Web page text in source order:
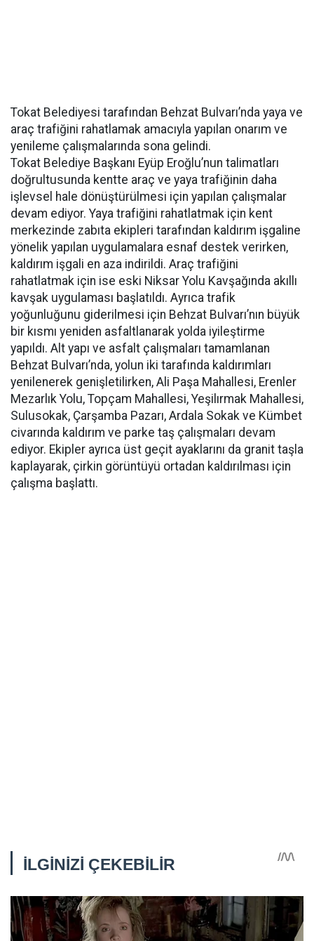
Tokat Belediyesi tarafından Behzat Bulvarı’nda yaya ve
araç trafiğini rahatlamak amacıyla yapılan onarım ve
yenileme çalışmalarında sona gelindi.
Tokat Belediye Başkanı Eyüp Eroğlu’nun talimatları
doğrultusunda kentte araç ve yaya trafiğinin daha
işlevsel hale dönüştürülmesi için yapılan çalışmalar
devam ediyor. Yaya trafiğini rahatlatmak için kent
merkezinde zabıta ekipleri tarafından kaldırım işgaline
yönelik yapılan uygulamalara esnaf destek verirken,
kaldırım işgali en aza indirildi. Araç trafiğini
rahatlatmak için ise eski Niksar Yolu Kavşağında akıllı
kavşak uygulaması başlatıldı. Ayrıca trafik
yoğunluğunu giderilmesi için Behzat Bulvarı’nın büyük
bir kısmı yeniden asfaltlanarak yolda iyileştirme
yapıldı. Alt yapı ve asfalt çalışmaları tamamlanan
Behzat Bulvarı’nda, yolun iki tarafında kaldırımları
yenilenerek genişletilirken, Ali Paşa Mahallesi, Erenler
Mezarlık Yolu, Topçam Mahallesi, Yeşilırmak Mahallesi,
Sulusokak, Çarşamba Pazarı, Ardala Sokak ve Kümbet
civarında kaldırım ve parke taş çalışmaları devam
ediyor. Ekipler ayrıca üst geçit ayaklarını da granit taşla
kaplayarak, çirkin görüntüyü ortadan kaldırılması için
çalışma başlattı.